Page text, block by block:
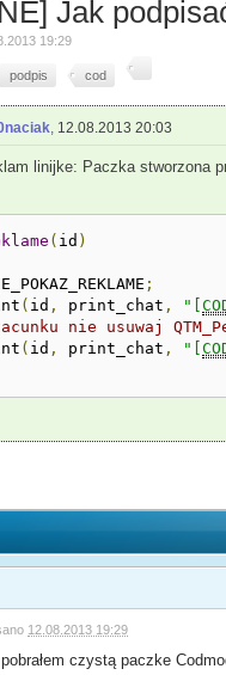
Jak
19:29
podpis cod
12.08.2013 20:03
linijke: Paczka stworzona
( id )
;
( id , print_chat , "[
nie usuwaj
( id , print_chat , "[
12.08.2013 19:29
czystą paczke